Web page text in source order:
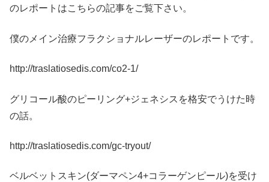
のレポートはこちらの記事をご覧下さい。
僕のメイン治療フラクショナルレーザーのレポートです。
http://traslatiosedis.com/co2-1/
グリコール酸のピーリング+ジェネシスを格安でうけた時
の話。
http://traslatiosedis.com/gc-tryout/
ベルベットスキン(ダーマペン4+コラーゲンピール)を受け